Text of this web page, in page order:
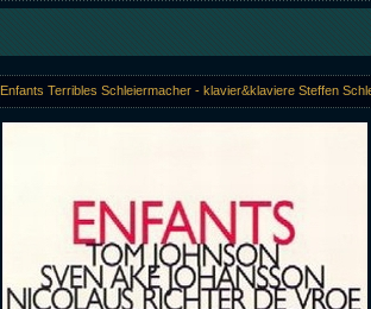
Enfants Terribles Schleiermacher - klavier&klaviere Steffen